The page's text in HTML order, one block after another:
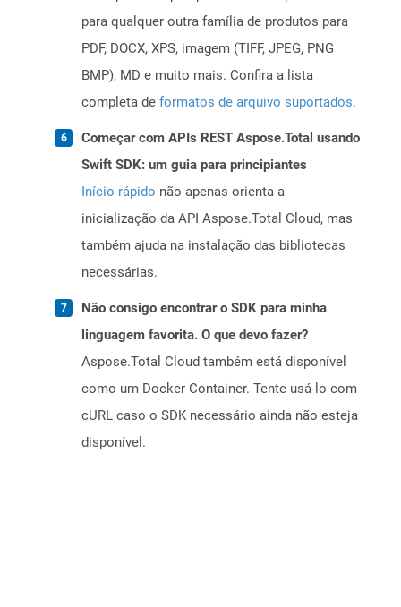
para qualquer outra família de produtos para
PDF, DOCX, XPS, imagem (TIFF, JPEG, PNG
BMP), MD e muito mais. Confira a lista
completa de formatos de arquivo suportados.
Começar com APIs REST Aspose.Total usando
Swift SDK: um guia para principiantes
Início rápido não apenas orienta a
inicialização da API Aspose.Total Cloud, mas
também ajuda na instalação das bibliotecas
necessárias.
Não consigo encontrar o SDK para minha
linguagem favorita. O que devo fazer?
Aspose.Total Cloud também está disponível
como um Docker Container. Tente usá-lo com
cURL caso o SDK necessário ainda não esteja
disponível.